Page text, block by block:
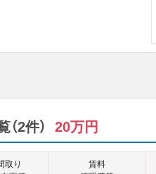
2件） 20万円
取り
賃料